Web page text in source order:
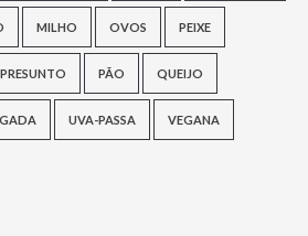
MILHO OVOS PEIXE
PRESUNTO PÃO QUEIJO
UVA-PASSA VEGANA